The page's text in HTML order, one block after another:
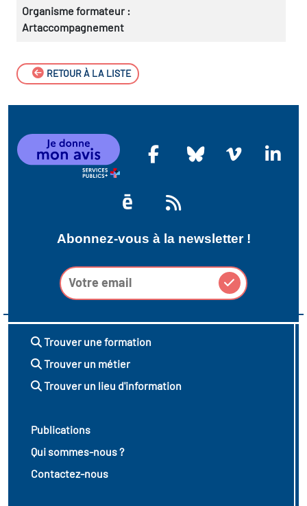
Organisme formateur :
Artaccompagnement
RETOUR À LA LISTE
Abonnez-vous à la newsletter !
Trouver une formation
Trouver un métier
Trouver un lieu d'information
Publications
Qui sommes-nous ?
Contactez-nous